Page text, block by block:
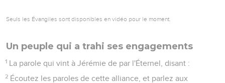
Seuls les Évangiles sont disponibles en vidéo pour le moment.
Un peuple qui a trahi ses engagements
1 La parole qui vint à Jérémie de par l'Éternel, disant :
2 Écoutez les paroles de cette alliance, et parlez aux